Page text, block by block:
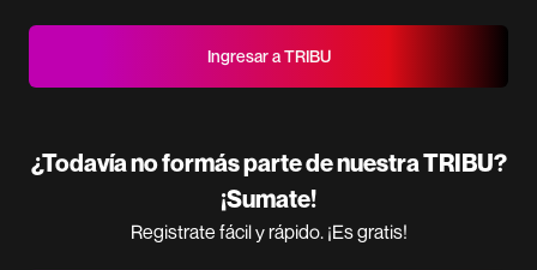
Ingresar a TRIBU
¿Todavía no formás parte de nuestra TRIBU?
¡Sumate!
Registrate fácil y rápido. ¡Es gratis!